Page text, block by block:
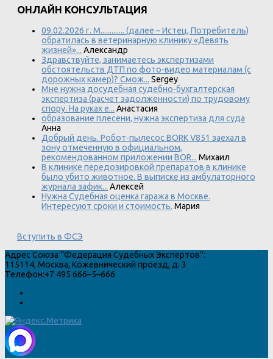
ОНЛАЙН КОНСУЛЬТАЦИЯ
09.02.2026 г. М............. (далее – Истец, Потребитель)
обратилась в ветеринарную клинику «Девять
жизней»... Александр
Здравствуйте, занимаетесь экспертизами
обстоятельств ДТП по фото-видео материалам (с
дорожных камер)? Смож... Sergey
Мне нужна досудебная судебно-бухгалтерская
экспертиза (расчет задолженности) по трудовому
спору. На руках е... Анастасия
образование плесени, нужна экспертиза для суда
Анна
Добрый день. Робот-пылесос BORK V851 заехал в
зону отмеченную в официальном,
рекомендованном приложении BOR... Михаил
В клинике передозировкой препаратов в клинике
было убито животное. В выписке из амбулаторного
журнала зафик... Алексей
Нужна Судебная оценка гаража в Москве.
Интересуют сроки и стоимость. Мария
Вступить в ФСЭ
Адрес Союза "Федерация Судебных Экспертов":
115114, Москва, Кожевнический проезд, д. 3
Телефон:+7 495 666–5–666